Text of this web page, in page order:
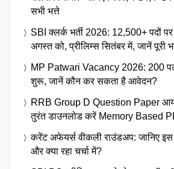
सभी भत्ते
SBI क्लर्क भर्ती 2026: 12,500+ पदों
अगस्त को, प्रीलिम्स सितंबर में, जानें पूरी
MP Patwari Vacancy 2026: 200
शुरू, जानें कौन कर सकता है आवेदन?
RRB Group D Question Paper
तुरंत डाउनलोड करें Memory Based
करेंट अफेयर्स वीकली राउंडअप: जानिए
और क्या रहा चर्चा में?